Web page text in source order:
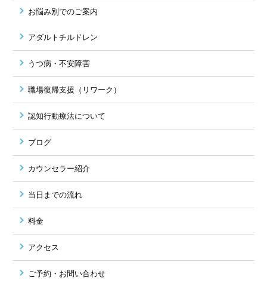
お悩み別でのご案内
アダルトチルドレン
うつ病・不安障害
職場復帰支援（リワーク）
認知行動療法について
ブログ
カウンセラー紹介
当日までの流れ
料金
アクセス
ご予約・お問い合わせ